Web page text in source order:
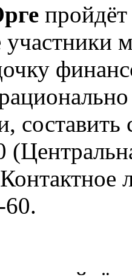
участники